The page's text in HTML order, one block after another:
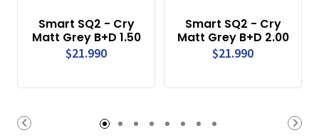
Smart SQ2 - Cry
Matt Grey B+D 1.50
$21.990
Smart SQ2 - Cry
Matt Grey B+D 2.00
$21.990